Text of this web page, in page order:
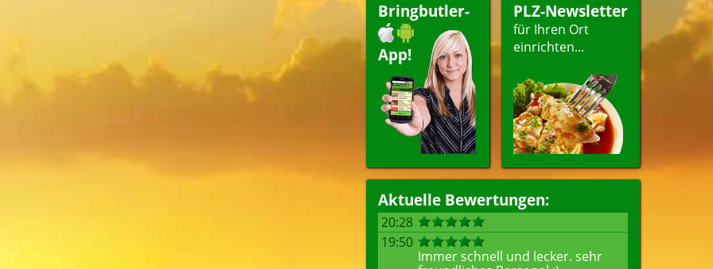
Bringbutler-
App!
PLZ-Newsletter
für Ihren Ort
einrichten...
Aktuelle Bewertungen:
20:28
19:50
Immer schnell und lecker. sehr